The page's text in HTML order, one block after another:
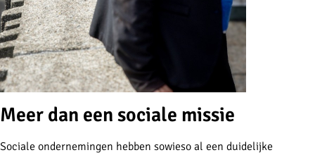
Meer dan een sociale missie
Sociale ondernemingen hebben sowieso al een duidelijke